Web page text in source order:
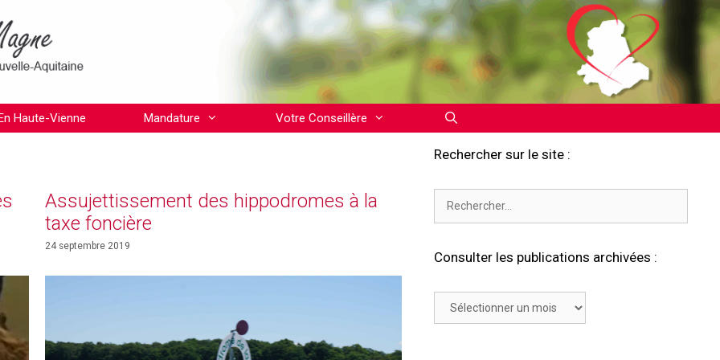
En Haute-Vienne Mandature Votre Conseillère
Assujettissement des hippodromes à la
taxe foncière
24 septembre 2019
Rechercher sur le site :
Consulter les publications archivées :